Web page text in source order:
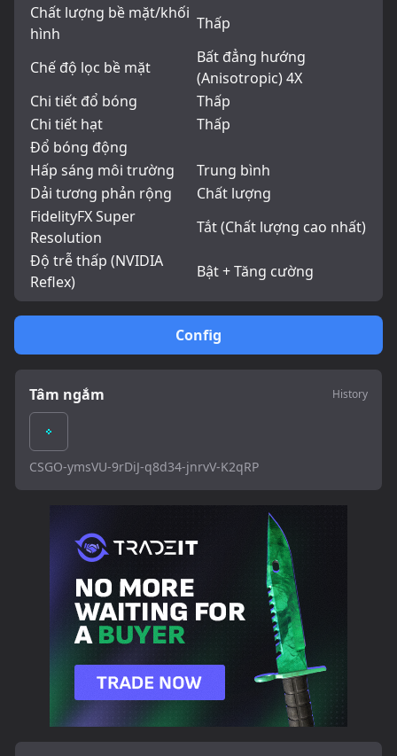
Config
Tâm ngắm History
CSGO-ymsVU-9rDiJ-q8d34-jnrvV-K2qRP
Chất lượng bề mặt/khối
hình
Thấp
Chế độ lọc bề mặt
Bất đẳng hướng
(Anisotropic) 4X
Chi tiết đổ bóng
Thấp
Chi tiết hạt
Thấp
Đổ bóng động
Hấp sáng môi trường
Trung bình
Dải tương phản rộng
Chất lượng
FidelityFX Super
Resolution
Tắt (Chất lượng cao nhất)
Độ trễ thấp (NVIDIA
Reflex)
Bật + Tăng cường